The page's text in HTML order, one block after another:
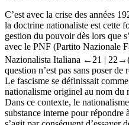
C’est avec la crise des années
la doctrine nationaliste est cette
gestion du pouvoir dès lors que
avec le PNF (Partito Nazionale
Nazionalista Italiana ←21 | 22→
question n’est pas sans poser
Le fascisme se définissait
nationalisme originel au nom du
Dans ce contexte, le
substance interne pour